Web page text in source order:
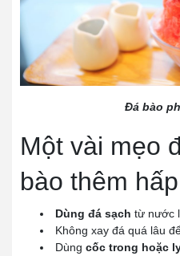
Đá bào
Một vài mẹo
bào thêm
Dùng đá sạch từ nước
Không xay đá quá lâu
Dùng cốc trong hoặc